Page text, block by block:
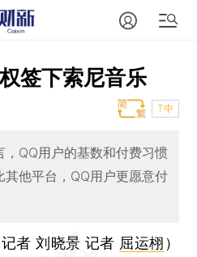
签下索尼音乐
T中
QQ用户的基数和付费习惯
他平台，QQ用户更愿意付
记者 刘晓景 记者 屈运栩 ）